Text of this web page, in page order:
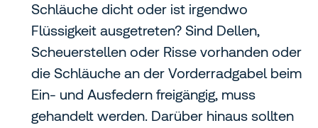
Schläuche dicht oder ist irgendwo
Flüssigkeit ausgetreten? Sind Dellen,
Scheuerstellen oder Risse vorhanden oder
die Schläuche an der Vorderradgabel beim
Ein- und Ausfedern freigängig, muss
gehandelt werden. Darüber hinaus sollten